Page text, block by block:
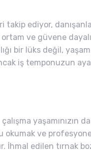
ediyor,
ve güvene dayalı
bir lüks değil,
iş temponuzun
yaşamınızın da
ve
İhmal edilen tırnak